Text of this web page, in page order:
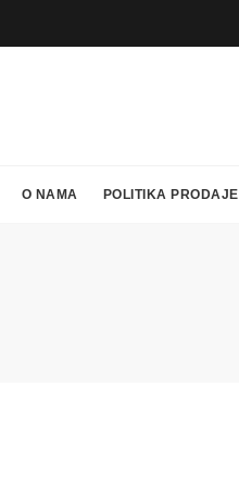
O NAMA POLITIKA PRODAJE